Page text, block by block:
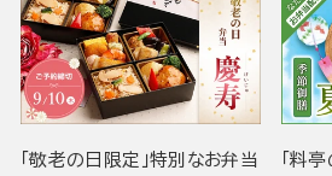
「敬老の日限定」特別なお弁当
「料